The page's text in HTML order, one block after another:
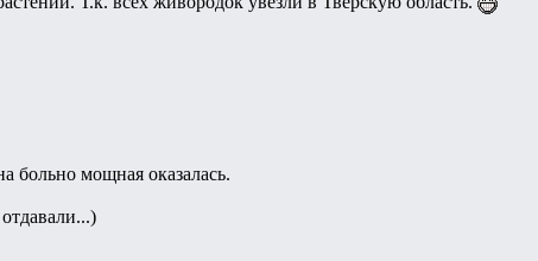
больно мощная оказалась.